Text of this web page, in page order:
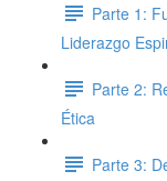
Parte 1:
Liderazgo
Parte 2:
Ética
Parte 3: